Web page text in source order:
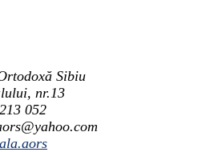
Sibiu
nr.13
052